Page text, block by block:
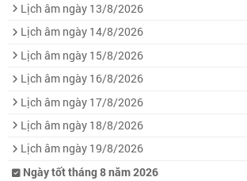
Lịch âm ngày 13/8/2026
Lịch âm ngày 14/8/2026
Lịch âm ngày 15/8/2026
Lịch âm ngày 16/8/2026
Lịch âm ngày 17/8/2026
Lịch âm ngày 18/8/2026
Lịch âm ngày 19/8/2026
Ngày tốt tháng 8 năm 2026